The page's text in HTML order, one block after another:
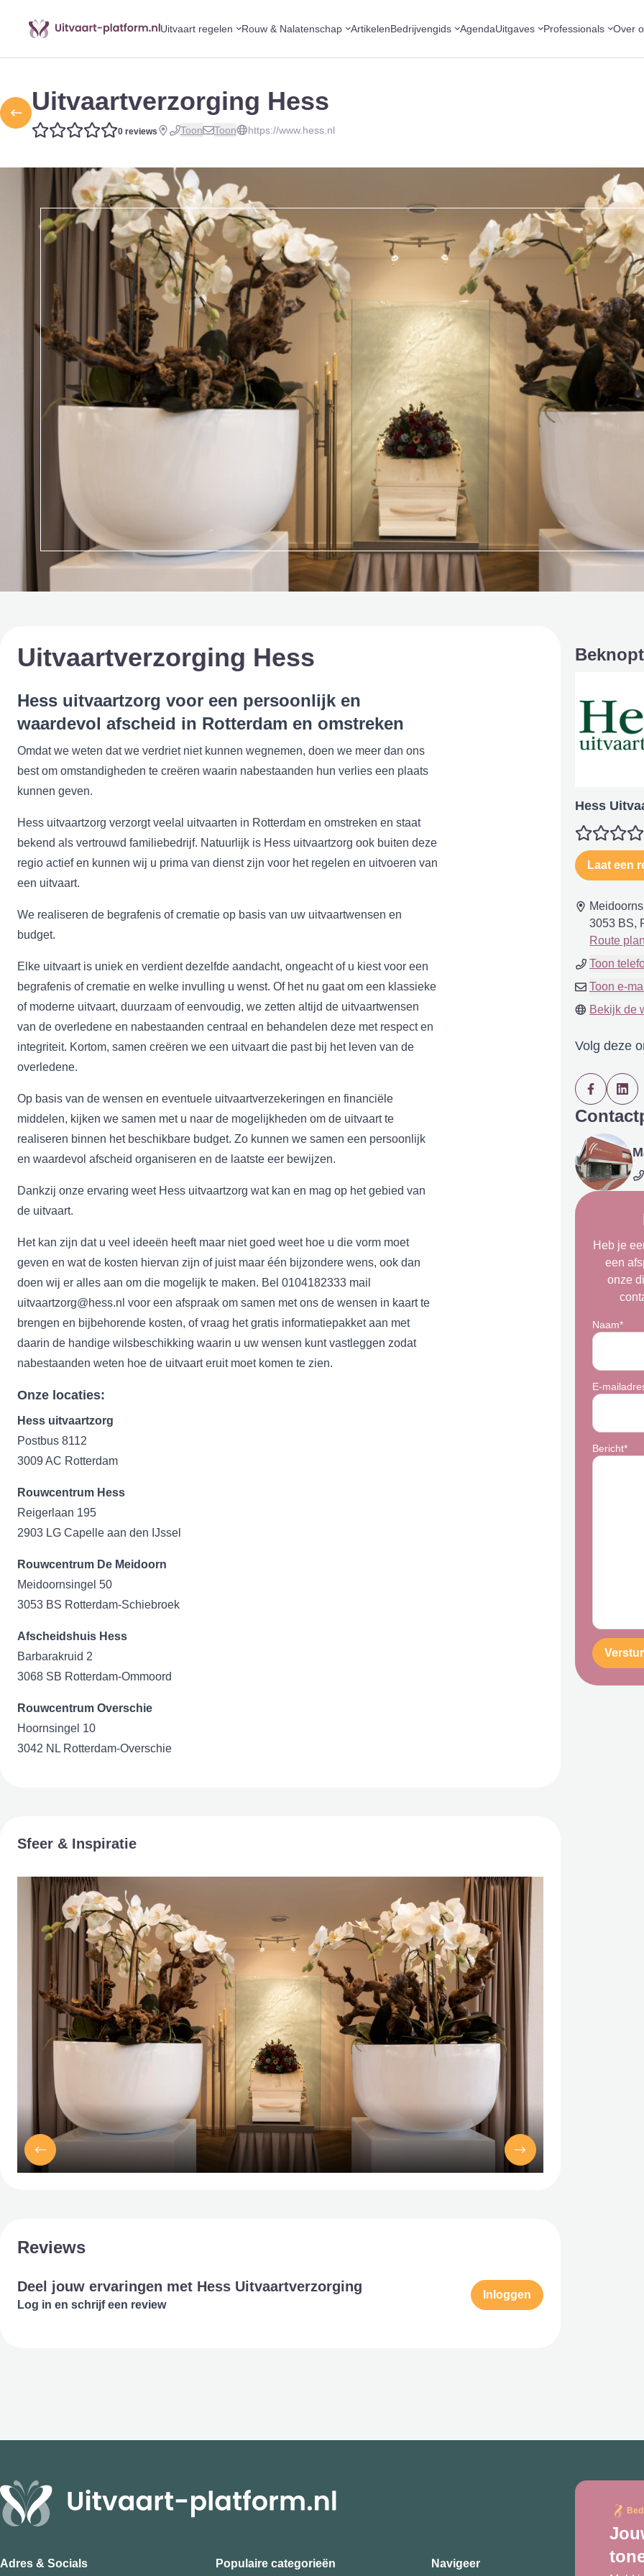
Uitvaart regelen Rouw & Nalatenschap ArtikelenBedrijvengids AgendaUitgaves Professionals Over
Uitvaartverzorging Hess
0 reviews Toon Toon https://www.hess.nl
Uitvaartverzorging Hess
Hess uitvaartzorg voor een persoonlijk en
waardevol afscheid in Rotterdam en omstreken
Omdat we weten dat we verdriet niet kunnen wegnemen, doen we meer dan ons
best om omstandigheden te creëren waarin nabestaanden hun verlies een plaats
kunnen geven.
Hess uitvaartzorg verzorgt veelal uitvaarten in Rotterdam en omstreken en staat
bekend als vertrouwd familiebedrijf. Natuurlijk is Hess uitvaartzorg ook buiten deze
regio actief en kunnen wij u prima van dienst zijn voor het regelen en uitvoeren van
een uitvaart.
We realiseren de begrafenis of crematie op basis van uw uitvaartwensen en
budget.
Elke uitvaart is uniek en verdient dezelfde aandacht, ongeacht of u kiest voor een
begrafenis of crematie en welke invulling u wenst. Of het nu gaat om een klassieke
of moderne uitvaart, duurzaam of eenvoudig, we zetten altijd de uitvaartwensen
van de overledene en nabestaanden centraal en behandelen deze met respect en
integriteit. Kortom, samen creëren we een uitvaart die past bij het leven van de
overledene.
Op basis van de wensen en eventuele uitvaartverzekeringen en financiële
middelen, kijken we samen met u naar de mogelijkheden om de uitvaart te
realiseren binnen het beschikbare budget. Zo kunnen we samen een persoonlijk
en waardevol afscheid organiseren en de laatste eer bewijzen.
Dankzij onze ervaring weet Hess uitvaartzorg wat kan en mag op het gebied van
de uitvaart.
Het kan zijn dat u veel ideeën heeft maar niet goed weet hoe u die vorm moet
geven en wat de kosten hiervan zijn of juist maar één bijzondere wens, ook dan
doen wij er alles aan om die mogelijk te maken. Bel 0104182333 mail
uitvaartzorg@hess.nl voor een afspraak om samen met ons de wensen in kaart te
brengen en bijbehorende kosten, of vraag het gratis informatiepakketaan met
daarin de handige wilsbeschikking waarin u uw wensen kunt vastleggen zodat
nabestaanden weten hoe de uitvaart eruit moet komen te zien.
Onze locaties:
Hess uitvaartzorg
Postbus 8112
3009 AC Rotterdam
Rouwcentrum Hess
Reigerlaan 195
2903 LG Capelle aan den IJssel
Rouwcentrum De Meidoorn
Meidoornsingel 50
3053 BS Rotterdam-Schiebroek
Afscheidshuis Hess
Barbarakruid 2
3068 SB Rotterdam-Ommoord
Rouwcentrum Overschie
Hoornsingel 10
3042 NL Rotterdam-Overschie
Sfeer & Inspiratie
Reviews
Deel jouw ervaringen met Hess Uitvaartverzorging
Log in en schrijf een review
Inloggen
Hess
Laat een
3053 BS,
Route
Toon
Toon e-
Bekijk de
Volg deze
Heb je
een
onze
Naam*
E-
Bericht*
Adres & Socials Populaire categorieën Navigeer